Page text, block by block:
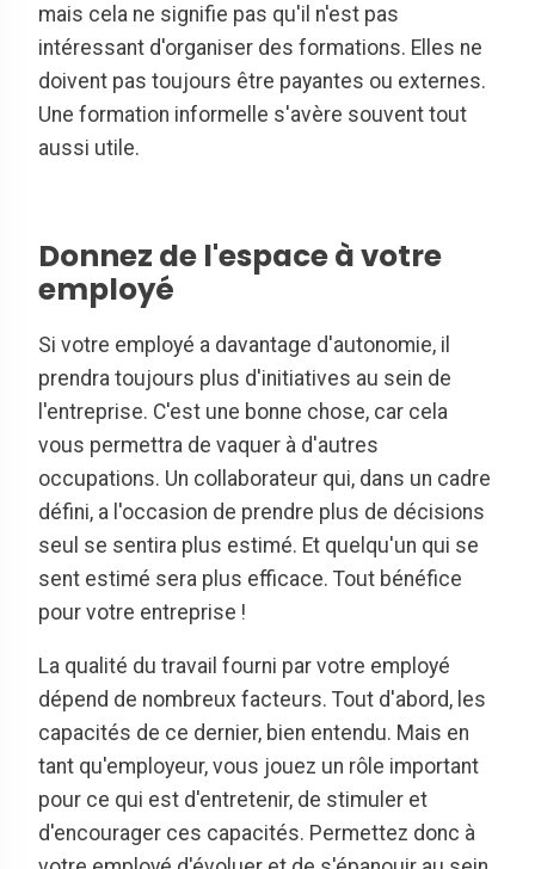
mais cela ne signifie pas qu'il n'est pas
intéressant d'organiser des formations. Elles ne
doivent pas toujours être payantes ou externes.
Une formation informelle s'avère souvent tout
aussi utile.
Donnez de l'espace à votre
employé
Si votre employé a davantage d'autonomie, il
prendra toujours plus d'initiatives au sein de
l'entreprise. C'est une bonne chose, car cela
vous permettra de vaquer à d'autres
occupations. Un collaborateur qui, dans un cadre
défini, a l'occasion de prendre plus de décisions
seul se sentira plus estimé. Et quelqu'un qui se
sent estimé sera plus efficace. Tout bénéfice
pour votre entreprise !
La qualité du travail fourni par votre employé
dépend de nombreux facteurs. Tout d'abord, les
capacités de ce dernier, bien entendu. Mais en
tant qu'employeur, vous jouez un rôle important
pour ce qui est d'entretenir, de stimuler et
d'encourager ces capacités. Permettez donc à